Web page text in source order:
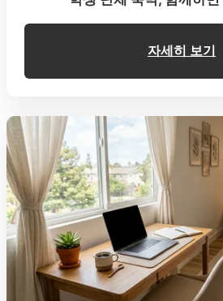
자세히 보기